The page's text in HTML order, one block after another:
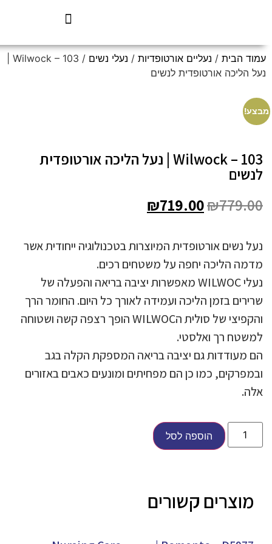
עמוד הבית / נעליים אורטופדיות / נעלי נשים
נעל הליכה אורטופדית לנשים
מבצע!
Wilwock – 103 | נעל הליכה אורטופדית
לנשים
₪779.00
₪719.00
נעל נשים אורטופדית המיוצרות בטכנולוגיה ייחודית אשר
מדמה הליכה יחפה על משטחים רכים.
נעלי WILWOC מאפשרות יציבה בריאה והפעלה של
שרירים בזמן הליכה ועמידה לאורך כל היום. החומר הרך
והקפיצי של סולית הWILWOC הופך רצפה קשה ושטוחה
למשטח רך ואלסטי.
הם מעודדות גם יציבה בריאה המספקת הקלה בגב
ובמפרקים, כמו כן הם מפחיתים ומונעים כאבים באזורים
אלה.
הוספה לסל
מוצרים קשורים